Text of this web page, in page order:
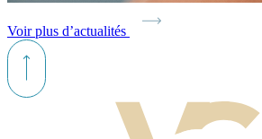
Voir plus d’actualités